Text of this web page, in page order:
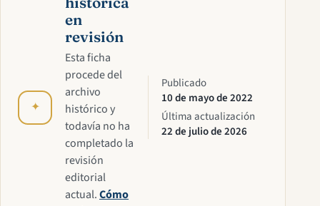
✦
en
revisión
Esta ficha
procede del
archivo
histórico y
todavía no ha
completado la
revisión
editorial
actual.Cómo
Publicado
10 de mayo de 2022
Última actualización
22 de julio de 2026